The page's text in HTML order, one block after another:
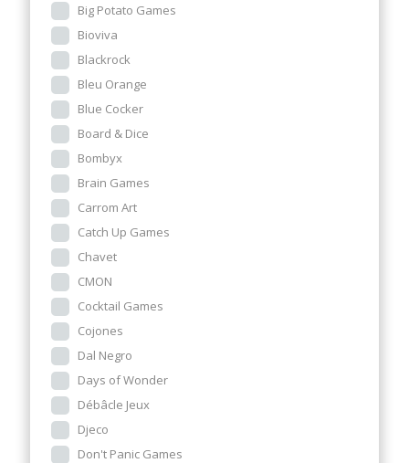
Big Potato Games
Bioviva
Blackrock
Bleu Orange
Blue Cocker
Board & Dice
Bombyx
Brain Games
Carrom Art
Catch Up Games
Chavet
CMON
Cocktail Games
Cojones
Dal Negro
Days of Wonder
Débâcle Jeux
Djeco
Don't Panic Games